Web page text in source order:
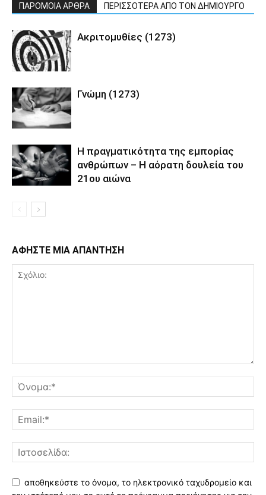
ΠΑΡΟΜΟΙΑ ΑΡΘΡΑ ΠΕΡΙΣΣΟΤΕΡΑ ΑΠΟ ΤΟΝ ΔΗΜΙΟΥΡΓΟ
Ακριτομυθίες (1273)
Γνώμη (1273)
Η πραγματικότητα της εμπορίας
ανθρώπων – Η αόρατη δουλεία του
21ου αιώνα
ΑΦΗΣΤΕ ΜΙΑ ΑΠΑΝΤΗΣΗ
αποθηκεύστε το όνομα, το ηλεκτρονικό ταχυδρομείο και